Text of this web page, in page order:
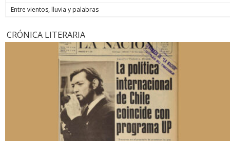
Entre vientos, lluvia y palabras
CRÓNICA LITERARIA